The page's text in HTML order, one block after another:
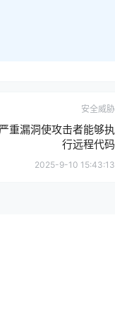
安全威胁
重漏洞使攻击者能够执
行远程代码
2025-9-10 15:43:13